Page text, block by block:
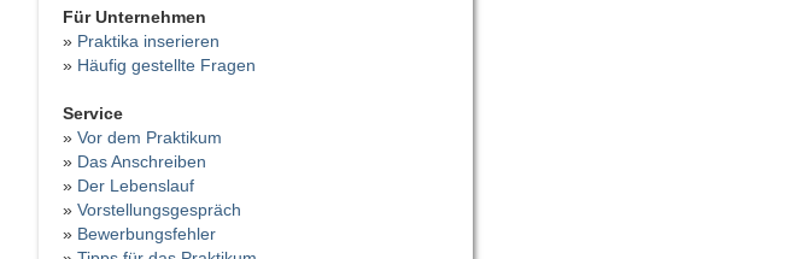
Für Unternehmen
» Praktika inserieren
» Häufig gestellte Fragen
Service
» Vor dem Praktikum
» Das Anschreiben
» Der Lebenslauf
» Vorstellungsgespräch
» Bewerbungsfehler